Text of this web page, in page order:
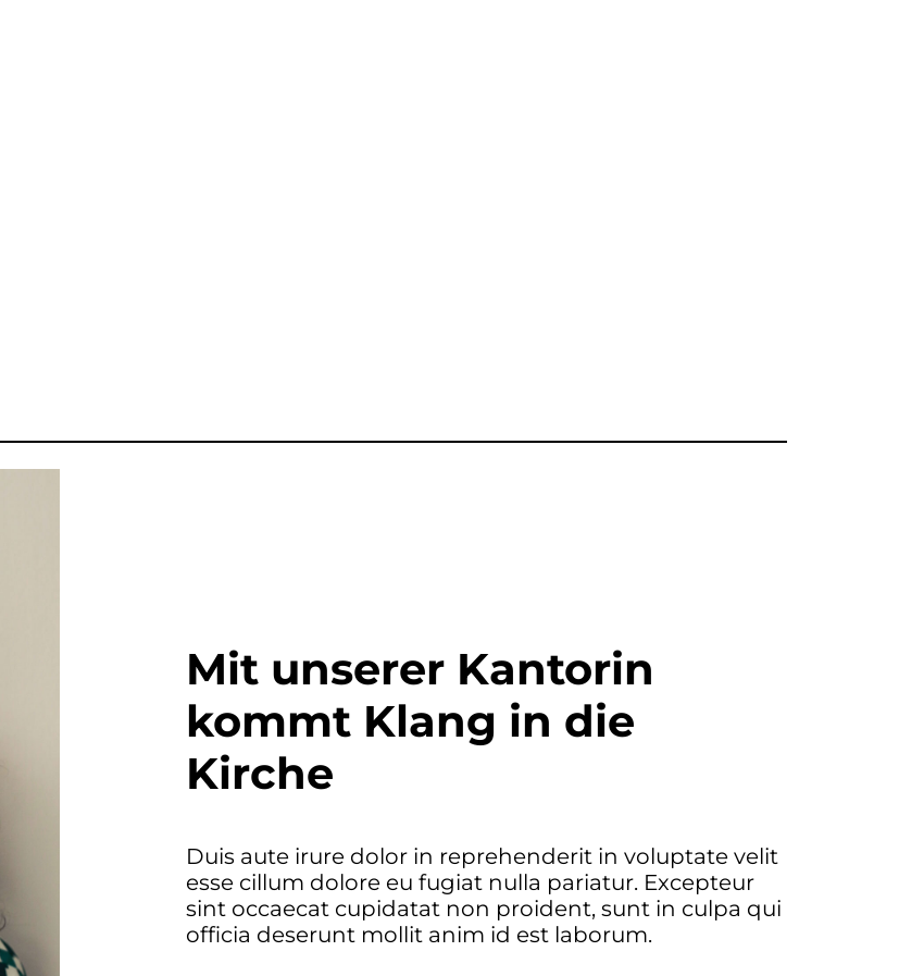
Mit unserer Kantorin
kommt Klang in die
Kirche
Duis aute irure dolor in reprehenderit in voluptate velit
esse cillum dolore eu fugiat nulla pariatur. Excepteur
sint occaecat cupidatat non proident, sunt in culpa qui
officia deserunt mollit anim id est laborum.